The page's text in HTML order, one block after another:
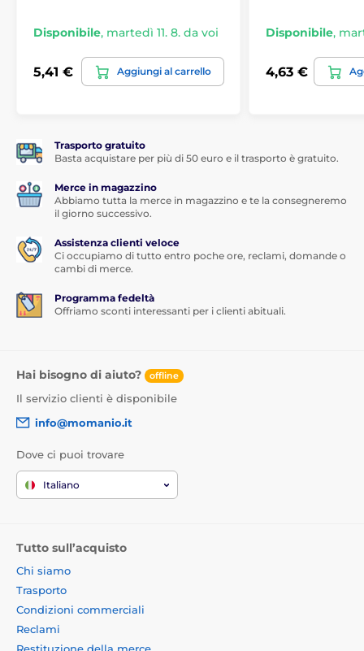
materiale plastico che non solo ammortizza gli urti
nemmeno
Protegge il telefono dai graffi sul retro.
Lo strato
raccoglie impronte digitali, polvere o sporco, e se si
sporca, il rivestimento è facilmente lavabile
Disponibile, martedì 11. 8. da voi
5,41 € Aggiungi al carrello
Disponibile,
4,63 €
Trasporto gratuito
Basta acquistare per più di 50 euro e il trasporto è gratuito.
Merce in magazzino
Abbiamo tutta la merce in magazzino e te la consegneremo
il giorno successivo.
Assistenza clienti veloce
Ci occupiamo di tutto entro poche ore, reclami, domande o
cambi di merce.
Programma fedeltà
Offriamo sconti interessanti per i clienti abituali.
Hai bisogno di aiuto? offline
Il servizio clienti è disponibile
info@momanio.it
Dove ci puoi trovare
Italiano
Tutto sull’acquisto
Chi siamo
Trasporto
Condizioni commerciali
Reclami